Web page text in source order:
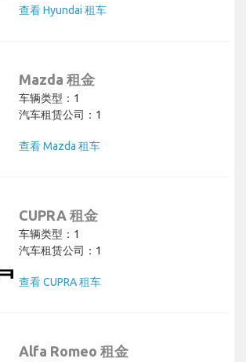
查看 Hyundai 租车
Mazda 租金
车辆类型：1
汽车租赁公司：1
查看 Mazda 租车
CUPRA 租金
车辆类型：1
汽车租赁公司：1
查看 CUPRA 租车
Alfa Romeo 租金